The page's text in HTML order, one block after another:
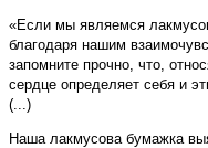
«Если мы являемся
благодаря нашим
запомните прочно, что,
сердце определяет себя и
(...)
Наша лакмусова бумажка